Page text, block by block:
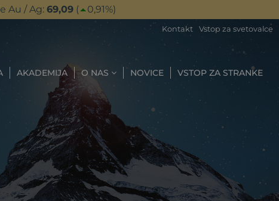
Au / Ag: 69,09 ( 0,91%)
Vstop za svetovalce
Kontakt
AKADEMIJA O NAS NOVICE VSTOP ZA STRANKE